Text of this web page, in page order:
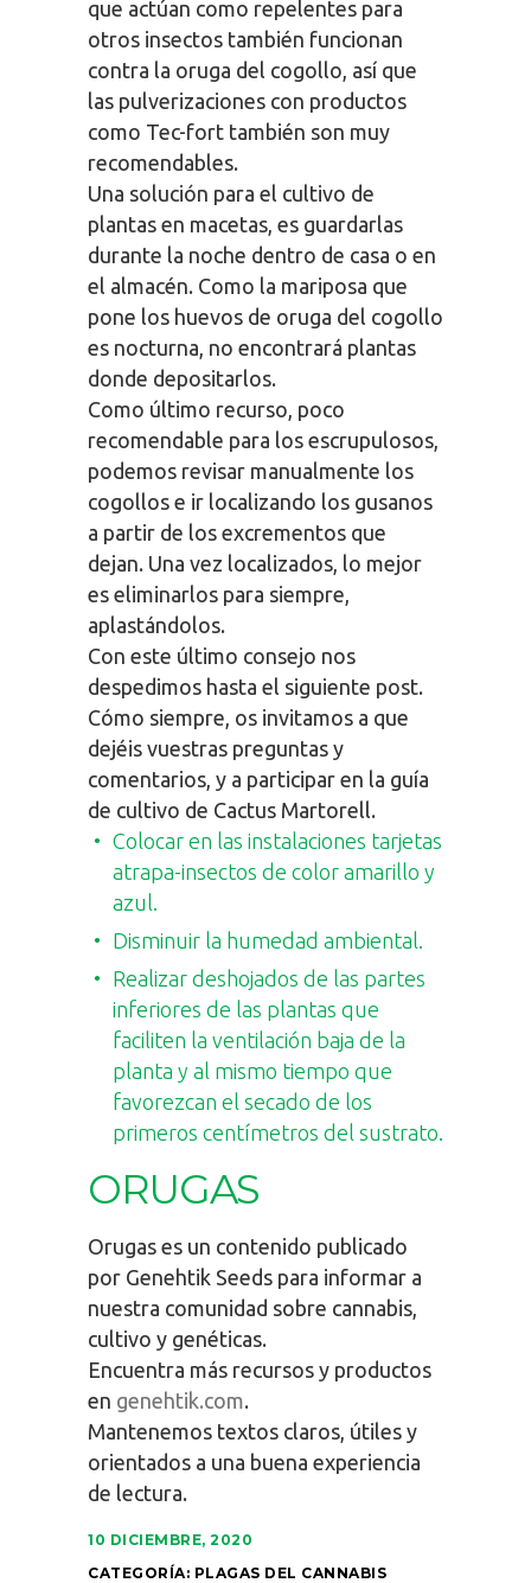
que actúan como repelentes para
otros insectos también funcionan
contra la oruga del cogollo, así que
las pulverizaciones con productos
como Tec-fort también son muy
recomendables.
Una solución para el cultivo de
plantas en macetas, es guardarlas
durante la noche dentro de casa o en
el almacén. Como la mariposa que
pone los huevos de oruga del cogollo
es nocturna, no encontrará plantas
donde depositarlos.
Como último recurso, poco
recomendable para los escrupulosos,
podemos revisar manualmente los
cogollos e ir localizando los gusanos
a partir de los excrementos que
dejan. Una vez localizados, lo mejor
es eliminarlos para siempre,
aplastándolos.
Con este último consejo nos
despedimos hasta el siguiente post.
Cómo siempre, os invitamos a que
dejéis vuestras preguntas y
comentarios, y a participar en la guía
de cultivo de Cactus Martorell.
Colocar en las instalaciones tarjetas
atrapa-insectos de color amarillo y
azul.
Disminuir la humedad ambiental.
Realizar deshojados de las partes
inferiores de las plantas que
faciliten la ventilación baja de la
planta y al mismo tiempo que
favorezcan el secado de los
primeros centímetros del sustrato.
ORUGAS
Orugas es un contenido publicado
por Genehtik Seeds para informar a
nuestra comunidad sobre cannabis,
cultivo y genéticas.
Encuentra más recursos y productos
en genehtik.com.
Mantenemos textos claros, útiles y
orientados a una buena experiencia
de lectura.
10 DICIEMBRE, 2020
CATEGORÍA: PLAGAS DEL CANNABIS